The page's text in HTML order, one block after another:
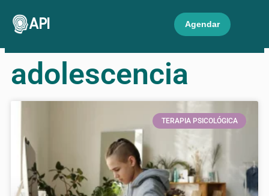
API Agendar
adolescencia
TERAPIA PSICOLÓGICA